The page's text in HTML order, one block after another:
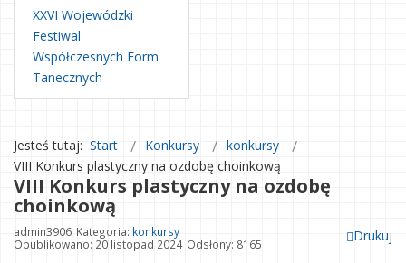
XXVI Wojewódzki
Festiwal
Współczesnych Form
Tanecznych
Jesteś tutaj: Start Konkursy
konkursy
VIII Konkurs plastyczny na ozdobę choinkową
VIII Konkurs plastyczny na ozdobę
choinkową
Drukuj
admin3906 Kategoria: konkursy
Opublikowano: 20 listopad 2024 Odsłony: 8165